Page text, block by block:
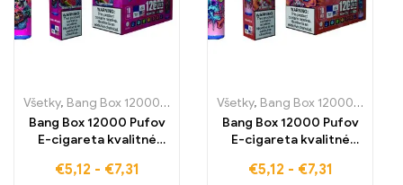
Všetky, Bang Box 12000 Pufov Jednorazové e-cigaretky,
Bang Box 12000 Pufov
E-cigareta kvalitné
cigarety s osviežujúcou
€5,12 - €7,31
Všetky, Bang Box 12000 Pufov
Bang Box 12000 Pufov
E-cigareta kvalitné
cigarety s osviežujúcou
€5,12 - €7,31